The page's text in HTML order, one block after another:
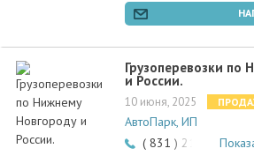
Грузоперевозки по
и России.
10 июня, 2025
АвтоПарк, ИП
( 831 ) 215-60-50,